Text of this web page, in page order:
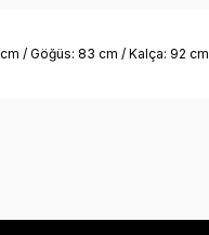
/ Göğüs: 83 cm / Kalça: 92 cm